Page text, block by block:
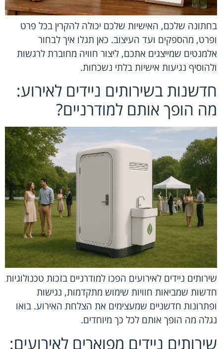
בחתונה שלכם, האישיות שלכם יכולה להקרין בכל פרט
ופרט, מהספקים ועד העיצוב. כאן תגלו איך לבחור
אלמנטים שמייצגים אתכם, ליצור חוויה מחוברת לרגשות
ולהוסיף נגיעות אישיות בלתי נשכחות.
חדשנות בשירותים ניידים לאירוע:
מה הופך אותם למודרניים?
שירותים ניידים לאירועים הפכו למודרניים בזכות טכנולוגיות
חדשות שמביאות חוויות שימוש מתקדמות, נגישות
ופתרונות חדשניים שמעצימים את הצלחת האירוע. בואו
נגלה מה הופך אותם לכל כך מיוחדים.
שירותים ניידים מפוארים לאירועים: